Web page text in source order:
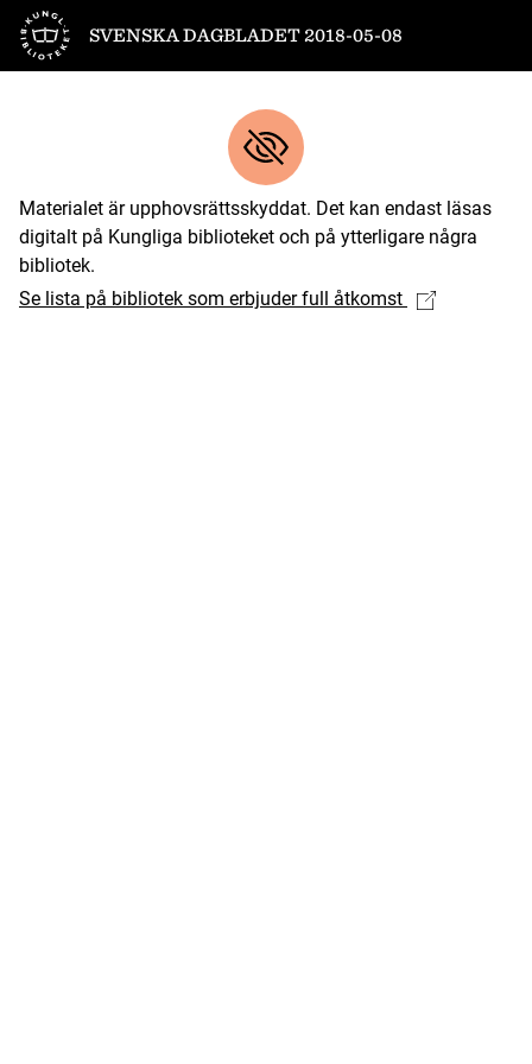
Till startsidan
SVENSKA DAGBLADET 2018-05-08
Materialet är upphovsrättsskyddat. Det kan endast läsas
digitalt på Kungliga biblioteket och på ytterligare några
bibliotek.
Se lista på bibliotek som erbjuder full åtkomst